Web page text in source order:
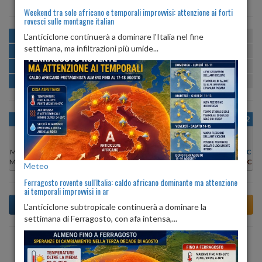
MATTINA min:21º max:28º
POMERIGGIO min:29º max:
SERA min:24º max:30º U:80%-89%
NOTTE min:21º max: 23º U:83%
OGGI
Min:21°C
Max:29°C
VEN 07
Min:23°C
Max:29°C
SAB 08
Min: 20°C
Max:28°C
DOM 09
Min:21°C
Max:28°C
LUN 10
Min:21°C
Max:28°C
MAR 11
Min:21°C
Max:28°C
MER 12
Min:21°C
Max:28°C
Previsioni del Tempo a Ancarano tra 4 giorni
Weekend tra sole africano e temporali improvvisi: attenzione ai forti
rovesci sulle montagne italian
L'anticiclone continuerà a dominare l'Italia nel fine
settimana, ma infiltrazioni più umide...
Meteo
Ferragosto rovente sull'Italia: caldo africano dominante ma attenzione
ai temporali improvvisi in ar
L'anticiclone subtropicale continuerà a dominare la
settimana di Ferragosto, con afa intensa,...